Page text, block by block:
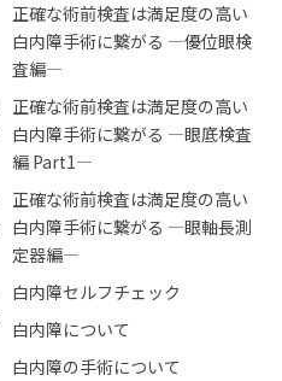
正確な術前検査は満足度の高い
白内障手術に繋がる ―優位眼検
査編―
正確な術前検査は満足度の高い
白内障手術に繋がる ―眼底検査
編 Part1―
正確な術前検査は満足度の高い
白内障手術に繋がる ―眼軸長測
定器編―
白内障セルフチェック
白内障について
白内障の手術について